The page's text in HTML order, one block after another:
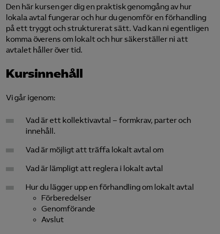
Den här kursen ger dig en praktisk genomgång av hur
lokala avtal fungerar och hur du genomför en förhandling
på ett tryggt och strukturerat sätt. Vad kan ni egentligen
komma överens om lokalt och hur säkerställer ni att
avtalet håller över tid.
Kursinnehåll
Vi går igenom:
Vad är ett kollektivavtal – formkrav, parter och
innehåll.
Vad är möjligt att träffa lokalt avtal om
Vad är lämpligt att reglera i lokalt avtal
Hur du lägger upp en förhandling om lokalt avtal
Förberedelser
Genomförande
Avslut